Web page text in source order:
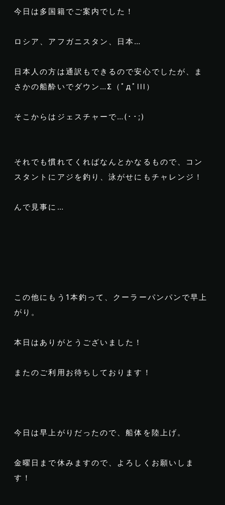
今日は多国籍でご案内でした！
ロシア、アフガニスタン、日本…
日本人の方は通訳もできるので安心でしたが、ま
さかの船酔いでダウン…Σ（ﾟдﾟlll）
そこからはジェスチャーで…(･･;)
それでも慣れてくればなんとかなるもので、コン
スタントにアジを釣り、泳がせにもチャレンジ！
んで見事に…
この他にもう1本釣って、クーラーパンパンで早上
がり。
本日はありがとうございました！
またのご利用お待ちしております！
今日は早上がりだったので、船体を陸上げ。
金曜日まで休みますので、よろしくお願いしま
す！